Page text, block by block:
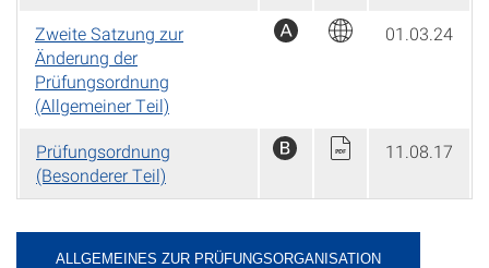
Zweite Satzung zur
Änderung der
Prüfungsordnung
(Allgemeiner Teil)
01.03.24
Prüfungsordnung
(Besonderer Teil)
11.08.17
ALLGEMEINES ZUR PRÜFUNGSORGANISATION